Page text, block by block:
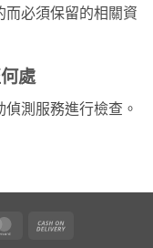
而必須保留的相關資
處
測服務進行檢查。
MasterCard